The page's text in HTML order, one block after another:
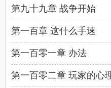
第九十九章 战争开始
第一百章 这什么手速
第一百零一章 办法
第一百零二章 玩家的心